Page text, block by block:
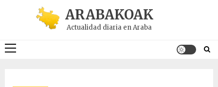
ARABAKOAK
Actualidad diaria en Araba
Menú